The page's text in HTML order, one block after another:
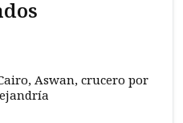
Aswan, crucero por